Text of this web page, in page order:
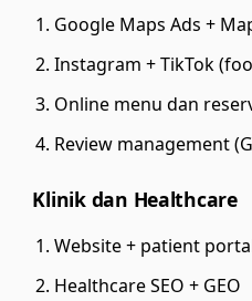
Google Maps Ads +
Instagram + TikTok
Online menu dan
Review management
Klinik dan Healthcare
Website + patient
Healthcare SEO + GEO